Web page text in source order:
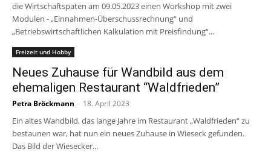
die Wirtschaftspaten am 09.05.2023 einen Workshop mit zwei
Modulen - „Einnahmen-Überschussrechnung“ und
„Betriebswirtschaftlichen Kalkulation mit Preisfindung“...
Freizeit und Hobby
Neues Zuhause für Wandbild aus dem
ehemaligen Restaurant “Waldfrieden”
Petra Bröckmann - 18. April 2023
Ein altes Wandbild, das lange Jahre im Restaurant „Waldfrieden“ zu
bestaunen war, hat nun ein neues Zuhause in Wieseck gefunden.
Das Bild der Wiesecker...